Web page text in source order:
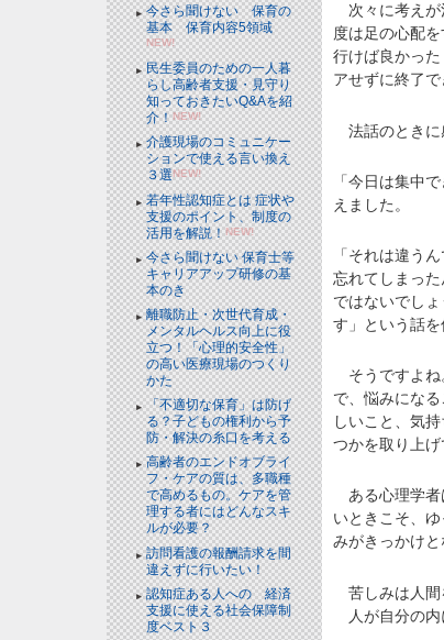
今さら聞けない 保育の
基本 保育内容5領域
NEW!
民生委員のための一人暮
らし高齢者支援・見守り
知っておきたいQ&Aを紹
介！NEW!
介護現場のコミュニケー
ションで使える言い換え
３選NEW!
若年性認知症とは 症状や
支援のポイント、制度の
活用を解説！NEW!
今さら聞けない 保育士等
キャリアアップ研修の基
本のき
離職防止・次世代育成・
メンタルヘルス向上に役
立つ！「心理的安全性」
の高い医療現場のつくり
かた
「不適切な保育」は防げ
る？子どもの権利から予
防・解決の糸口を考える
高齢者のエンドオブライ
フ・ケアの質は、多職種
で高めるもの。ケアを管
理する者にはどんなスキ
ルが必要？
訪問看護の報酬請求を間
違えずに行いたい！
認知症ある人への 経済
支援に使える社会保障制
度ベスト３
次々に考えが
度は足の心配
行けば良かっ
アせずに終了で
法話のときに
「今日は集中
えました。
「それは違う
忘れてしまっ
ではないでし
す」という話を
そうですよね
で、悩みにな
しいこと、気
つかを取り上
ある心理学者
いときこそ、
みがきっかけと
苦しみは人間
人が自分の内